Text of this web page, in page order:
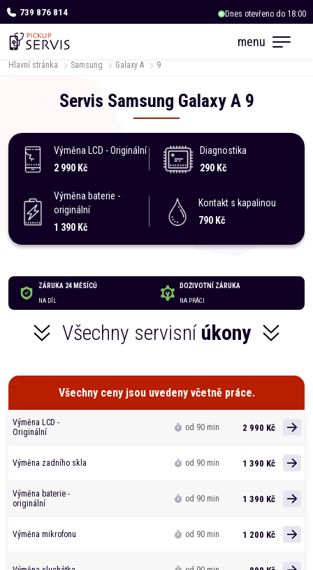
739 876 814
Dnes otevřeno do 18:00
Dnes otevřeno do 18:00
menu
Hlavní stránka Samsung Galaxy A 9
Servis Samsung Galaxy A 9
Diagnostika
290 Kč
Výměna baterie -
originální
1 390 Kč
Kontakt s kapalinou
790 Kč
Výměna LCD - Originální
2 990 Kč
ZÁRUKA 24 MĚSÍCŮ
NA DÍL
DOŽIVOTNÍ ZÁRUKA
NA PRÁCI
Všechny servisní úkony
Všechny ceny jsou uvedeny včetně práce.
Výměna LCD -
Originální
od 90 min 2 990 Kč
Výměna zadního skla od 90 min 1 390 Kč
Výměna baterie -
originální
od 90 min 1 390 Kč
Výměna mikrofonu od 90 min 1 200 Kč